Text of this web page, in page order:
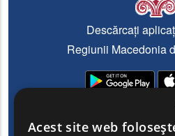
Descărcați
Regiunii Macedonia
Acest site web